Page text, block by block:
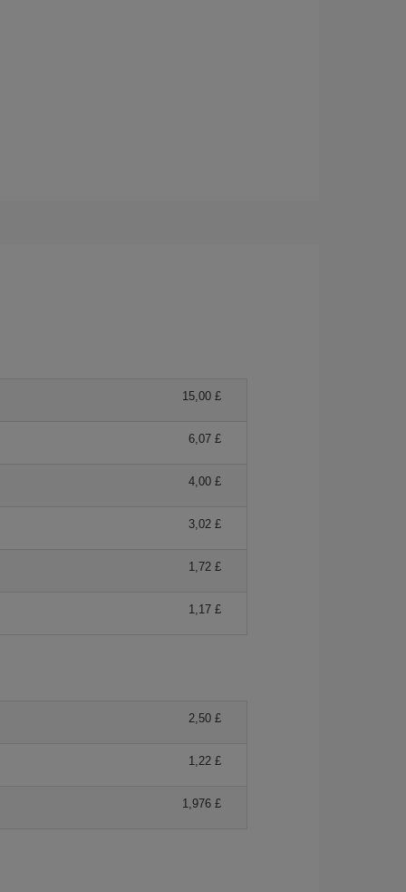
15,00 £
6,07 £
4,00 £
3,02 £
1,72 £
1,17 £
2,50 £
1,22 £
1,976 £